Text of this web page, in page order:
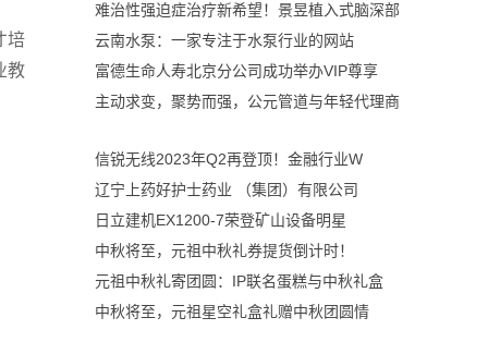
培
教
难治性强迫症治疗新希望！景昱植入式脑深部
云南水泵：一家专注于水泵行业的网站
富德生命人寿北京分公司成功举办VIP尊享
主动求变，聚势而强，公元管道与年轻代理商
信锐无线2023年Q2再登顶！金融行业W
辽宁上药好护士药业 （集团）有限公司
日立建机EX1200-7荣登矿山设备明星
中秋将至，元祖中秋礼券提货倒计时！
元祖中秋礼寄团圆：IP联名蛋糕与中秋礼盒
中秋将至，元祖星空礼盒礼赠中秋团圆情